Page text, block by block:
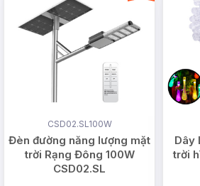
CSD02.SL100W
Đèn đường năng lượng mặt
trời Rạng Đông 100W
CSD02.SL
Dây
trời